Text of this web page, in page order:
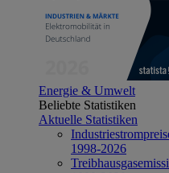
Energie & Umwelt
Beliebte Statistiken
Aktuelle Statistiken
1998-2026